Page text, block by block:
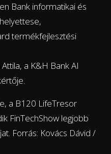
Bank informatikai és
termékfejlesztési
a K&H Bank AI
a B120 LifeTresor
FinTechShow legjobb
Forrás: Kovács Dávid /